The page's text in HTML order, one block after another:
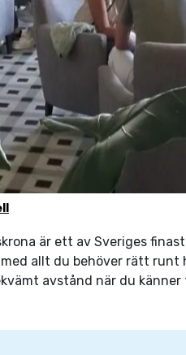
är ett av Sveriges
allt du behöver rätt runt
avstånd när du